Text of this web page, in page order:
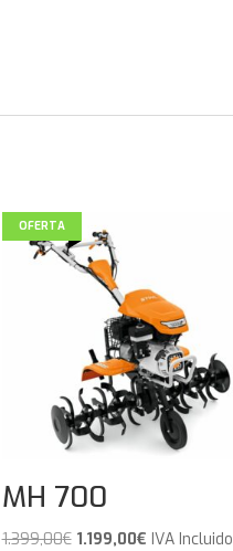
OFERTA
MH 700
1.399,00€ El
1.199,00€ElIVA Incluido